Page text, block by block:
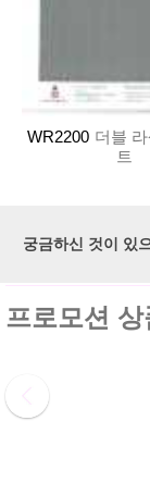
WR2200 더블
트
궁금하신 것이 있
프로모션 상